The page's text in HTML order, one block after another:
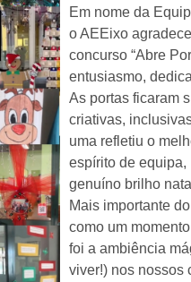
Em nome da
o AEEixo
concurso “Abre
entusiasmo,
As portas ficaram
criativas,
uma refletiu o
espírito de
genuíno brilho
Mais importante
como um
foi a ambiência
viver!) nos nossos